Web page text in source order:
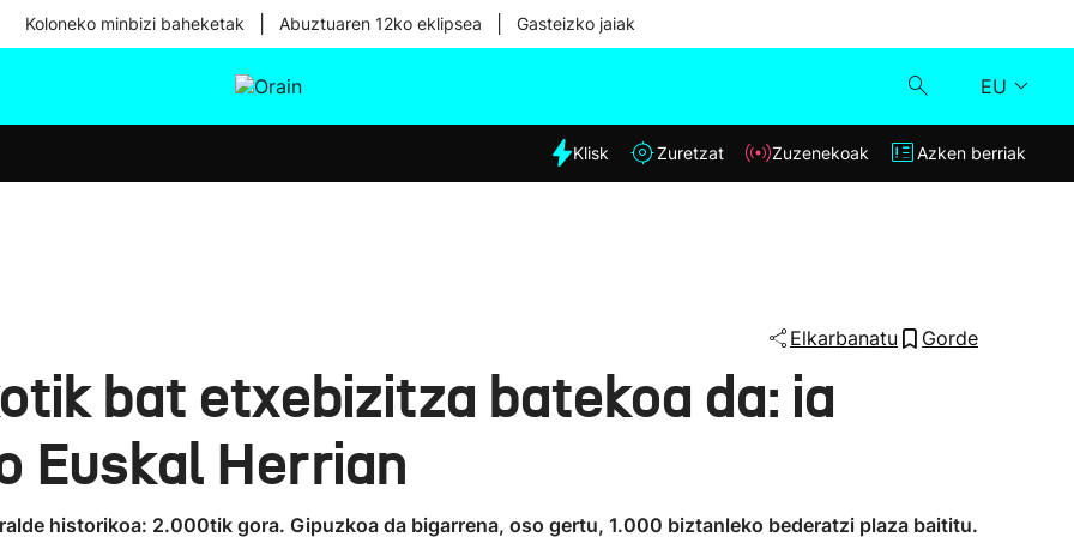
Koloneko minbizi baheketak Abuztuaren 12ko eklipsea Gasteizko jaiak
EU
Eguraldia
Klisk
Klisk Zuretzat Zuzenekoak Azken berriak
Elkarbanatu Gorde
bat etxebizitza batekoa da: ia
Euskal Herrian
historikoa: 2.000tik gora. Gipuzkoa da bigarrena, oso gertu, 1.000 biztanleko bederatzi plaza baititu.